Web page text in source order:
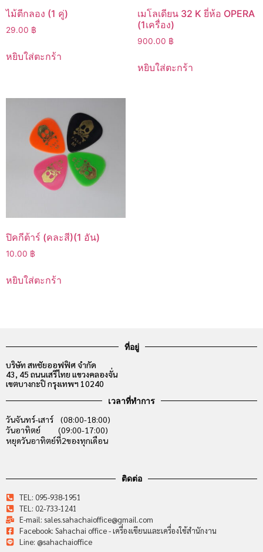
ไม้ตีกลอง (1 คู่)
29.00 ฿
หยิบใส่ตะกร้า
เมโลเดียน 32 K ยี่ห้อ OPERA
(1เครื่อง)
900.00 ฿
หยิบใส่ตะกร้า
ปิคกีต้าร์ (คละสี)(1 อัน)
10.00 ฿
หยิบใส่ตะกร้า
ที่อยู่
บริษัท สหชัยออฟฟิศ จำกัด
43, 45 ถนนเสรีไทย แขวงคลองจั่น
เขตบางกะปิ กรุงเทพฯ 10240
เวลาที่ทำการ
วันจันทร์-เสาร์ (08:00-18:00)
วันอาทิตย์ (09:00-17:00)
หยุดวันอาทิตย์ที่2ของทุกเดือน
ติดต่อ
TEL: 095-938-1951
TEL: 02-733-1241
E-mail: sales.sahachaioffice@gmail.com
Facebook: Sahachai office - เครื่องเขียนและเครื่องใช้สำนักงาน
Line: @sahachaioffice